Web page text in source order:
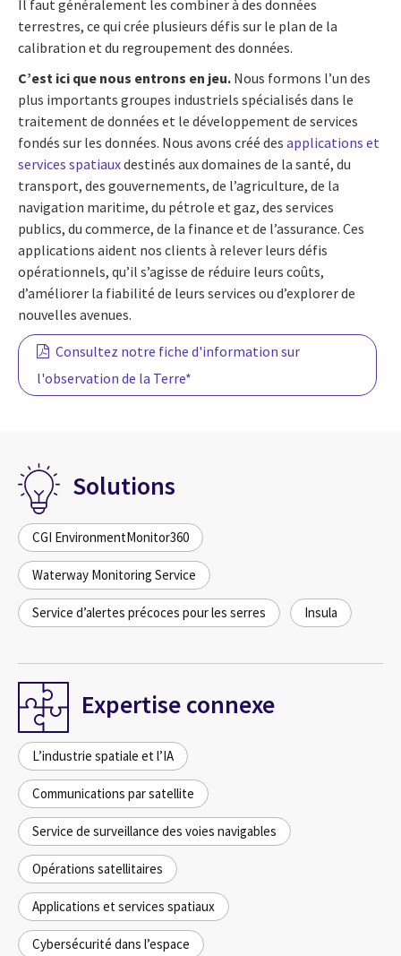
Il faut généralement les combiner à des données
terrestres, ce qui crée plusieurs défis sur le plan de la
calibration et du regroupement des données.
C’est ici que nous entrons en jeu. Nous formons l’un des
plus importants groupes industriels spécialisés dans le
traitement de données et le développement de services
fondés sur les données. Nous avons créé des applications et
services spatiauxdestinés aux domaines de la santé, du
transport, des gouvernements, de l’agriculture, de la
navigation maritime, du pétrole et gaz, des services
publics, du commerce, de la finance et de l’assurance. Ces
applications aident nos clients à relever leurs défis
opérationnels, qu’il s’agisse de réduire leurs coûts,
d’améliorer la fiabilité de leurs services ou d’explorer de
nouvelles avenues.
Consultez notre fiche d'information sur
l'observation de la Terre*
Solutions
CGI EnvironmentMonitor360
Waterway Monitoring Service
Service d’alertes précoces pour les serres Insula
Expertise connexe
L’industrie spatiale et l’IA
Communications par satellite
Service de surveillance des voies navigables
Opérations satellitaires
Applications et services spatiaux
Cybersécurité dans l’espace